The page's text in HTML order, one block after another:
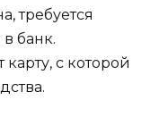
требуется
банк.
с которой